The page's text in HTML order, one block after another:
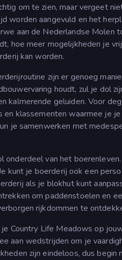
om te zien, maar vergeet
worden aangevuld en het
aan de Nederlandse
hoe meer mogelijkheden je
kan worden.
zijn er genoeg
houdt, zul je dol
kalmerende geluiden. Voor
en klassementen waarmee je
je samenwerken met
onderdeel van het
kunt je boerderij ook een
als je blokhut kunt
om paddenstoelen en
rijkdommen te
Country Life Meadows op
aan wedstrijden om je
zijn eindeloos, dus